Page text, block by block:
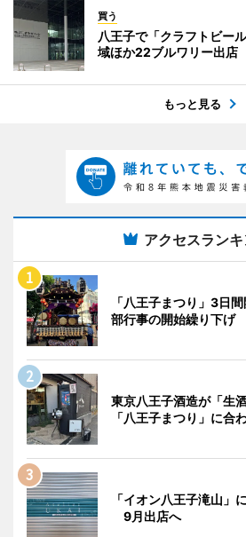
買う
八王子で「クラフトビー
域ほか22ブルワリー出店
もっと見る
アクセスラン
「八王子まつり」3日
部行事の開始繰り下げ
東京八王子酒造が「生
「八王子まつり」に合
「イオン八王子滝山」
9月出店へ